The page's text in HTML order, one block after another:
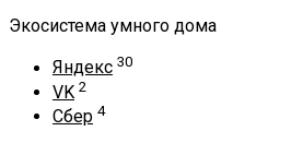
Экосистема умного дома
Яндекс 30
VK 2
Сбер 4